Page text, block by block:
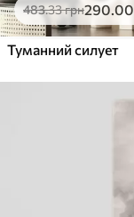
483.33грн290.00
Туманний силует